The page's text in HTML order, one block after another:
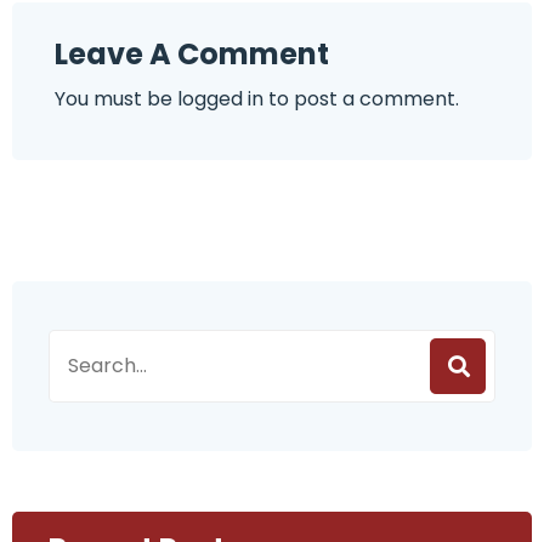
Leave A Comment
You must be logged in to post a comment.